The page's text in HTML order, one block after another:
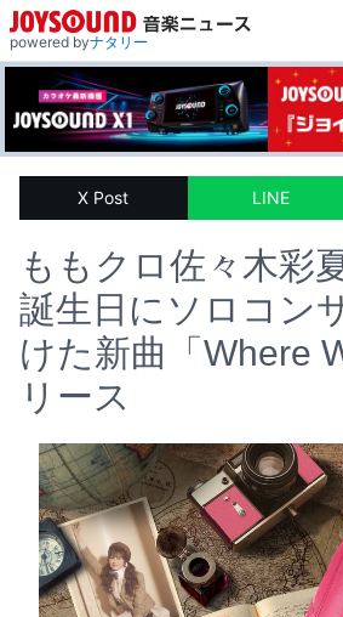
powered byナタリー
X Post LINE
ももクロ佐々木彩
誕生日にソロコン
けた新曲「Where
リース